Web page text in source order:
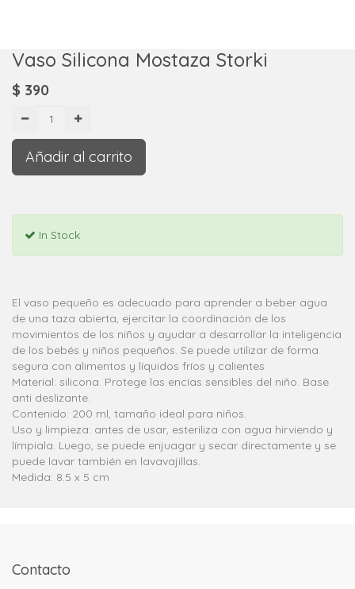
Vaso Silicona Mostaza Storki
$ 390
Añadir al carrito
In Stock
El vaso pequeño es adecuado para aprender a beber agua
de una taza abierta, ejercitar la coordinación de los
movimientos de los niños y ayudar a desarrollar la inteligencia
de los bebés y niños pequeños. Se puede utilizar de forma
segura con alimentos y líquidos fríos y calientes.
Material: silicona. Protege las encías sensibles del niño. Base
anti deslizante.
Contenido: 200 ml, tamaño ideal para niños.
Uso y limpieza: antes de usar, esteriliza con agua hirviendo y
límpiala. Luego, se puede enjuagar y secar directamente y se
puede lavar también en lavavajillas.
Medida: 8.5 x 5 cm
Contacto